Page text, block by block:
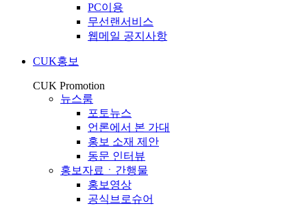
PC이용
무선랜서비스
웹메일 공지사항
CUK홍보
CUK Promotion
뉴스룸
포토뉴스
언론에서 본 가대
홍보 소재 제안
동문 인터뷰
홍보자료ㆍ간행물
홍보영상
공식브로슈어